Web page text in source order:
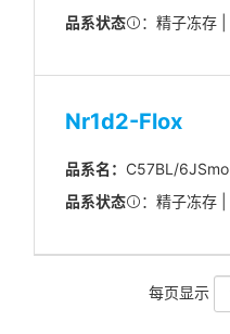
品系状态 ：精子冻存
Nr1d2-Flox
品系名： C57BL/
品系状态 ：精子冻存
每页显示